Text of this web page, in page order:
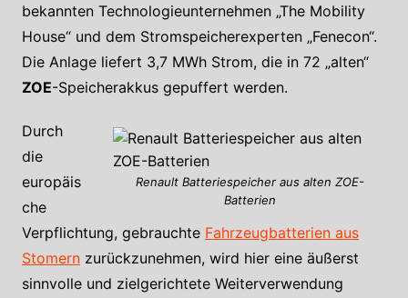
bekannten Technologieunternehmen „The Mobility
House“ und dem Stromspeicherexperten „Fenecon“.
Die Anlage liefert 3,7 MWh Strom, die in 72 „alten“
ZOE-Speicherakkus gepuffert werden.
Renault Batteriespeicher aus alten ZOE-
Batterien
Durch
die
europäis
che
Verpflichtung, gebrauchte Fahrzeugbatterien aus
Stomernzurückzunehmen, wird hier eine äußerst
sinnvolle und zielgerichtete Weiterverwendung